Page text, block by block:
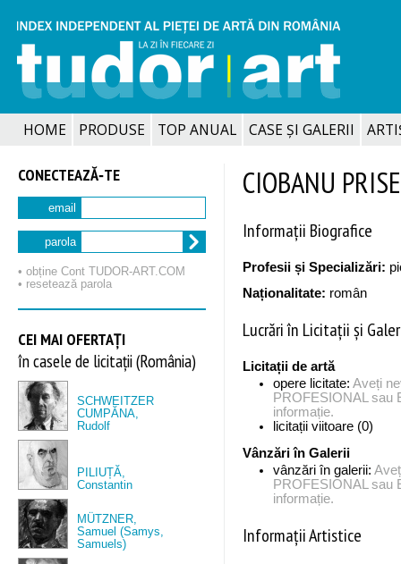
HOME PRODUSE TOP ANUAL CASE ȘI GALERII
CONECTEAZĂ‑TE
email
parola
• obține Cont TUDOR‑ART.COM
• resetează parola
CEI MAI OFERTAȚI
în casele de licitații (România)
SCHWEITZER
CUMPĂNA,
Rudolf
PILIUȚĂ,
Constantin
MÜTZNER,
Samuel (Samys,
Samuels)
CIOBANU
Informații Biografice
Profesii și Specializări:
Naționalitate: român
Lucrări în Licitații și
Licitații de artă
opere licitate:Aveți
PROFESIONAL sau
informație.
licitații viitoare (0)
Vânzări în Galerii
vânzări în galerii:
PROFESIONAL sau
informație.
Informații Artistice